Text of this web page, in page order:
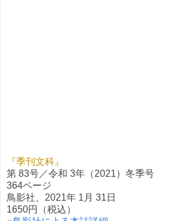
『季刊文科』
第 83号／令和 3年（2021）冬季号
364ページ
鳥影社、2021年 1月 31日
1650円（税込）